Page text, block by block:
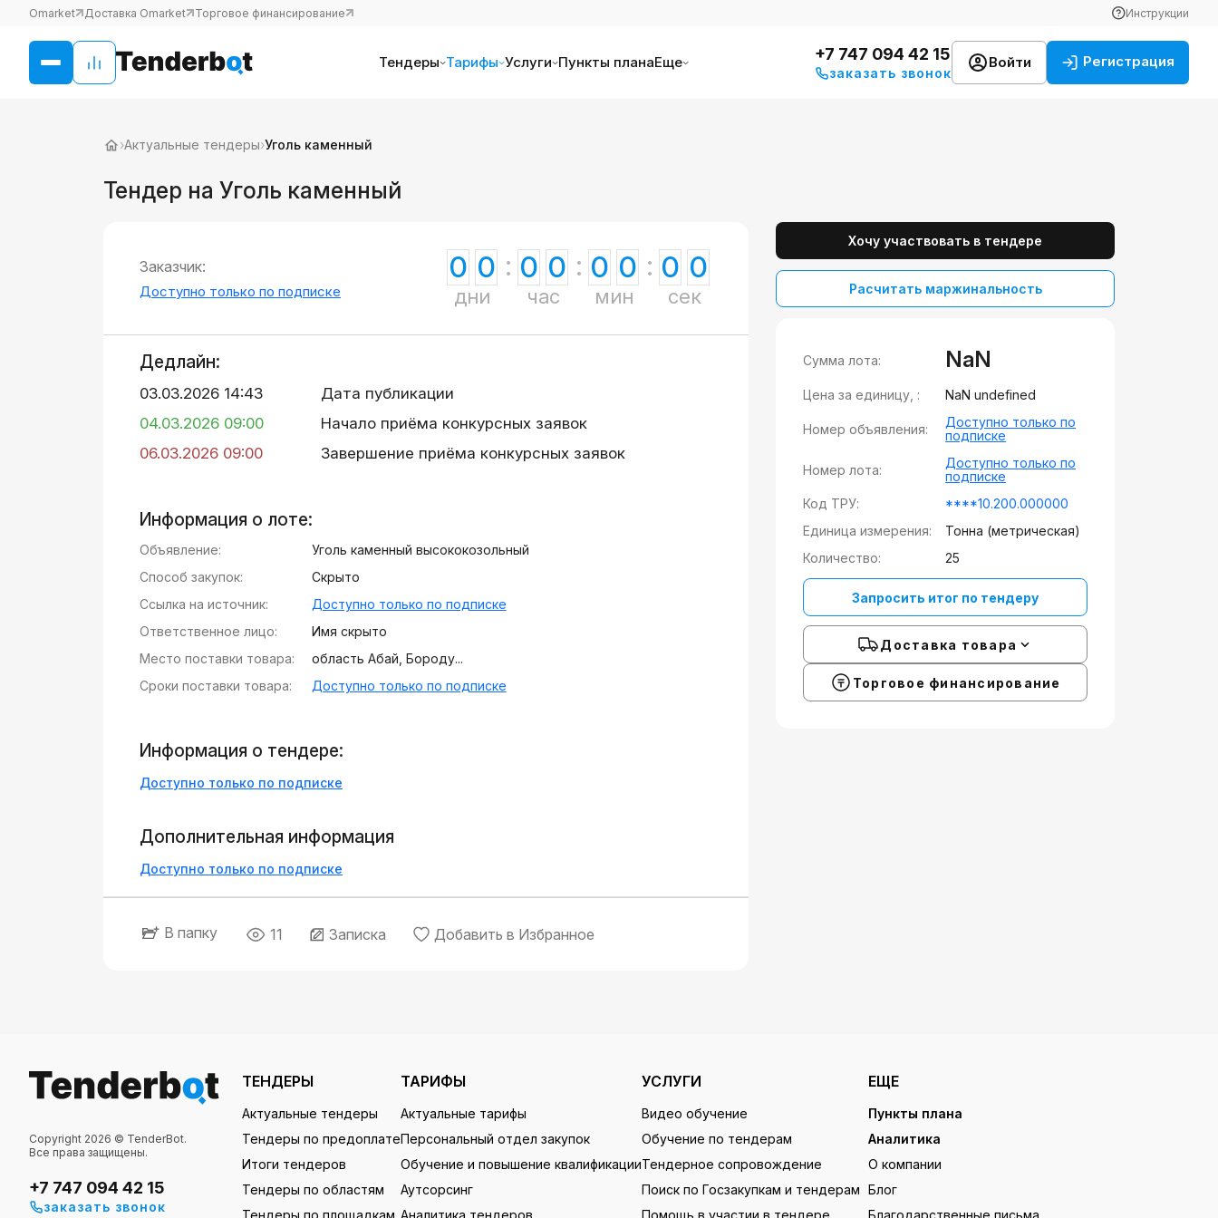
Omarket Доставка Omarket Торговое финансирование Инструкции
Тендеры Тарифы Услуги Пункты планаЕще +7 747 094 42 15
заказать звонок
Войти Регистрация
›Актуальные тендеры›Уголь каменный
Тендер на Уголь каменный
Заказчик:
Доступно только по подписке
0 0
дни
0 0
час
0 0
мин
0 0
сек
Дедлайн:
03.03.2026 14:43
Дата публикации
04.03.2026 09:00
Начало приёма конкурсных заявок
06.03.2026 09:00
Завершение приёма конкурсных заявок
Информация о лоте:
Объявление:
Уголь каменный высококозольный
Способ закупок:
Скрыто
Ссылка на источник:
Доступно только по подписке
Ответственное лицо:
Имя скрыто
Место поставки товара:
область Абай, Бороду...
Сроки поставки товара:
Доступно только по подписке
Информация о тендере:
Доступно только по подписке
Дополнительная информация
Доступно только по подписке
В папку 11 Записка Добавить в Избранное
Хочу участвовать в тендере
Расчитать маржинальность
Сумма лота: NaN
Цена за единицу, : NaN undefined
Номер объявления:
Доступно только по
подписке
Номер лота:
Доступно только по
подписке
Код ТРУ:
****10.200.000000
Единица измерения:
Тонна (метрическая)
Количество:
25
Запросить итог по тендеру
Доставка товара
Торговое финансирование
Copyright 2026 © TenderBot.
Все права защищены.
+7 747 094 42 15
заказать звонок
ТЕНДЕРЫ
Актуальные тендеры
Тендеры по предоплате
Итоги тендеров
Тендеры по областям
Тендеры по площадкам
ТАРИФЫ
Актуальные тарифы
Персональный отдел закупок
Обучение и повышение квалификации
Аутсорсинг
Аналитика тендеров
УСЛУГИ
Видео обучение
Обучение по тендерам
Тендерное сопровождение
Поиск по Госзакупкам и тендерам
Помощь в участии в тендере
ЕЩЕ
Пункты плана
Аналитика
О компании
Блог
Благодарственные письма